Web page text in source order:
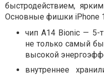
быстродействием,
Основные фишки iPhone
чип А14 Bionic — 5-
не только самый
высокой
внутреннее